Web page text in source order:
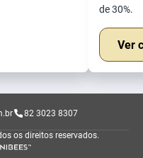
de 30%.
Ver
82 3023 8307
os direitos reservados.